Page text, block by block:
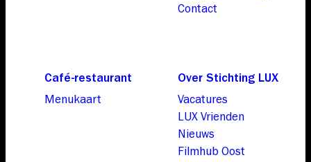
Contact
Café-restaurant
Menukaart
Over Stichting LUX
Vacatures
LUX Vrienden
Nieuws
Filmhub Oost